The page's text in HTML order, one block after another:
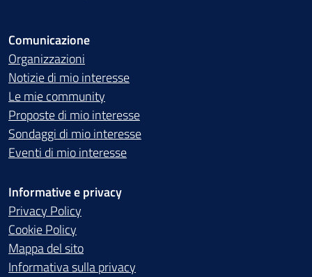
Comunicazione
Organizzazioni
Notizie di mio interesse
Le mie community
Proposte di mio interesse
Sondaggi di mio interesse
Eventi di mio interesse
Informative e privacy
Privacy Policy
Cookie Policy
Mappa del sito
Informativa sulla privacy